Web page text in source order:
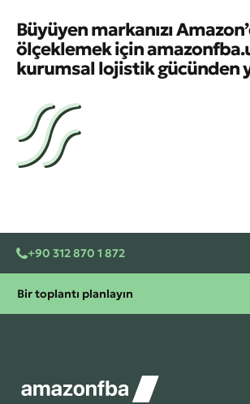
Büyüyen markanızı
ölçeklemek için
kurumsal lojistik gücünden
+90 312 870 1 872
Bir toplantı planlayın